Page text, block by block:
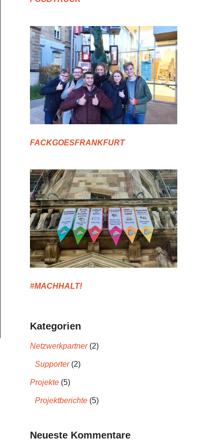
FACKGOESFRANKFURT
#MACHHALT!
Kategorien
Netzwerkpartner(2)
Supporter(2)
Projekte (5)
Projektberichte (5)
Neueste Kommentare